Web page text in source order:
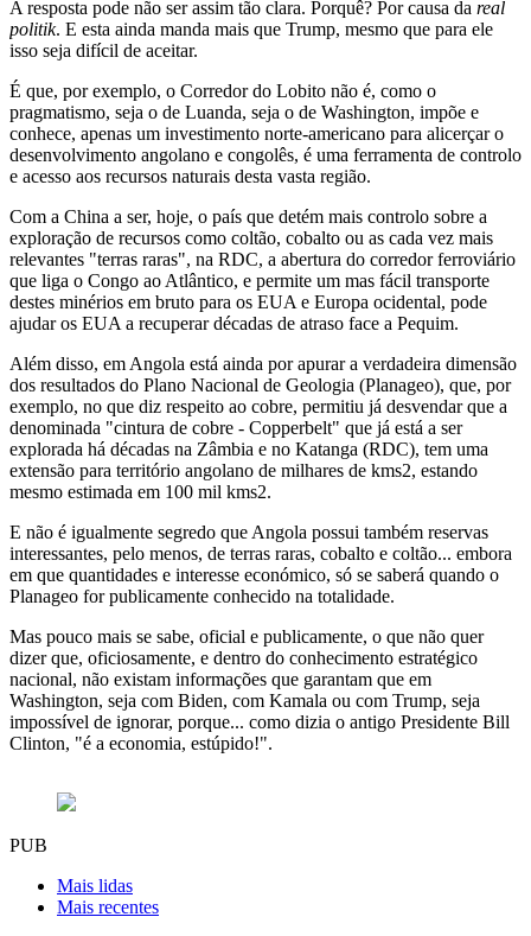
A resposta pode não ser assim tão clara. Porquê? Por causa da real
politik. E esta ainda manda mais que Trump, mesmo que para ele
isso seja difícil de aceitar.
É que, por exemplo, o Corredor do Lobito não é, como o
pragmatismo, seja o de Luanda, seja o de Washington, impõe e
conhece, apenas um investimento norte-americano para alicerçar o
desenvolvimento angolano e congolês, é uma ferramenta de controlo
e acesso aos recursos naturais desta vasta região.
Com a China a ser, hoje, o país que detém mais controlo sobre a
exploração de recursos como coltão, cobalto ou as cada vez mais
relevantes "terras raras", na RDC, a abertura do corredor ferroviário
que liga o Congo ao Atlântico, e permite um mas fácil transporte
destes minérios em bruto para os EUA e Europa ocidental, pode
ajudar os EUA a recuperar décadas de atraso face a Pequim.
Além disso, em Angola está ainda por apurar a verdadeira dimensão
dos resultados do Plano Nacional de Geologia (Planageo), que, por
exemplo, no que diz respeito ao cobre, permitiu já desvendar que a
denominada "cintura de cobre - Copperbelt" que já está a ser
explorada há décadas na Zâmbia e no Katanga (RDC), tem uma
extensão para território angolano de milhares de kms2, estando
mesmo estimada em 100 mil kms2.
E não é igualmente segredo que Angola possui também reservas
interessantes, pelo menos, de terras raras, cobalto e coltão... embora
em que quantidades e interesse económico, só se saberá quando o
Planageo for publicamente conhecido na totalidade.
Mas pouco mais se sabe, oficial e publicamente, o que não quer
dizer que, oficiosamente, e dentro do conhecimento estratégico
nacional, não existam informações que garantam que em
Washington, seja com Biden, com Kamala ou com Trump, seja
impossível de ignorar, porque... como dizia o antigo Presidente Bill
Clinton, "é a economia, estúpido!".
PUB
Mais lidas
Mais recentes